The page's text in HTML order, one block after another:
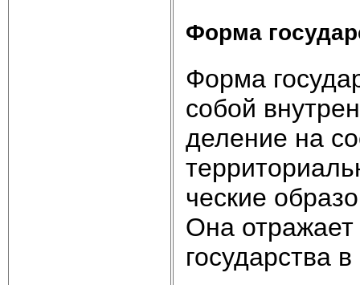
Форма
Форма
собой
деление на
ческие
Она отражает
государства